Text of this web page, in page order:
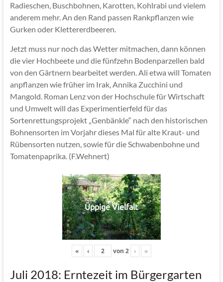
Radieschen, Buschbohnen, Karotten, Kohlrabi und vielem
anderem mehr. An den Rand passen Rankpflanzen wie
Gurken oder Klettererdbeeren.
Jetzt muss nur noch das Wetter mitmachen, dann können
die vier Hochbeete und die fünfzehn Bodenparzellen bald
von den Gärtnern bearbeitet werden. Ali etwa will Tomaten
anpflanzen wie früher im Irak, Annika Zucchini und
Mangold. Roman Lenz von der Hochschule für Wirtschaft
und Umwelt will das Experimentierfeld für das
Sortenrettungsprojekt „Genbänkle“ nach den historischen
Bohnensorten im Vorjahr dieses Mal für alte Kraut- und
Rübensorten nutzen, sowie für die Schwabenbohne und
Tomatenpaprika. (F.Wehnert)
Üppige Vielfalt
« ‹ von 2 › »
Juli 2018: Erntezeit im Bürgergarten